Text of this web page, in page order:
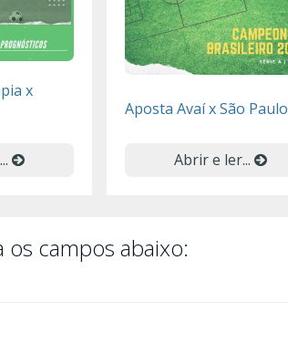
x
Aposta Avaí x São Paulo
Abrir e ler...
campos abaixo: